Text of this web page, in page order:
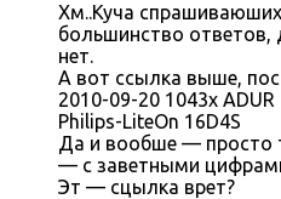
Хм..Куча
большинство ответов,
нет.
А вот ссылка выше,
2010-09-20 1043x ADUR
Philips-LiteOn 16D4S
Да и вообше — просто
— с заветными
Эт — сцылка врет?